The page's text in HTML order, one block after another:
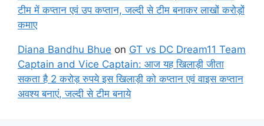
टीम में कप्तान एवं उप कप्तान, जल्दी से टीम बनाकर लाखों करोड़ों
कमाए
Diana Bandhu Bhue on GT vs DC Dream11 Team
Captain and Vice Captain: आज यह खिलाड़ी जीता
सकता है 2 करोड़ रुपये इस खिलाड़ी को कप्तान एवं वाइस कप्तान
अवश्य बनाएं, जल्दी से टीम बनाये